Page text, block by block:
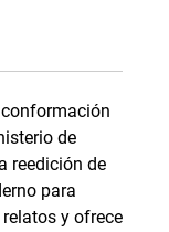
de
reedición de
para
y ofrece